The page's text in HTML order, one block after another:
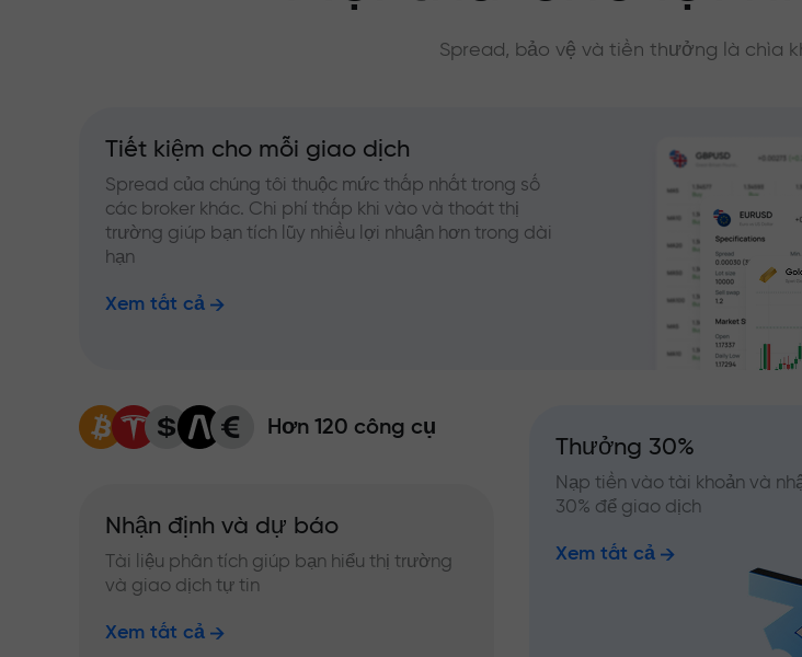
Spread, bảo vệ và tiền thưởng là chìa
Tiết kiệm cho mỗi giao dịch
Spread của chúng tôi thuộc mức thấp nhất trong số
các broker khác. Chi phí thấp khi vào và thoát thị
trường giúp bạn tích lũy nhiều lợi nhuận hơn trong dài
hạn
Xem tất cả
Hơn 120 công cụ
Nhận định và dự báo
Tài liệu phân tích giúp bạn hiểu thị trường
và giao dịch tự tin
Xem tất cả
Thưởng 30%
Nạp tiền vào tài khoản và
30% để giao dịch
Xem tất cả